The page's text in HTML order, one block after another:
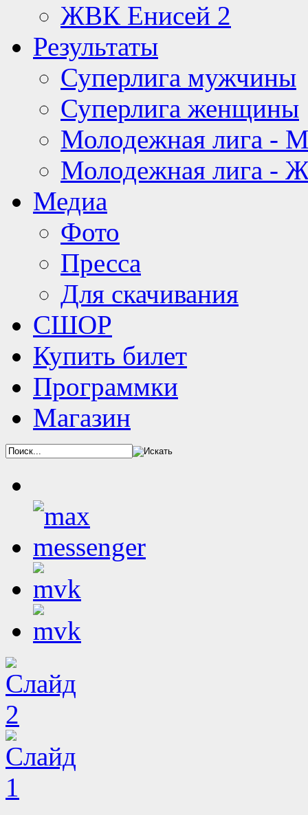
ЖВК Енисей 2
Результаты
Суперлига мужчины
Суперлига женщины
Молодежная лига -
Молодежная лига -
Медиа
Фото
Пресса
Для скачивания
СШОР
Купить билет
Программки
Магазин